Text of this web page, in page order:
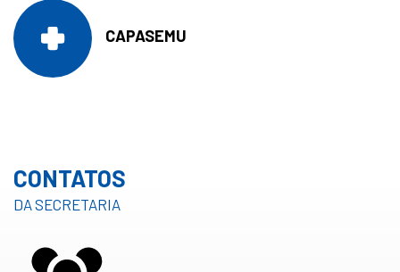
CAPASEMU
CONTATOS
DA SECRETARIA